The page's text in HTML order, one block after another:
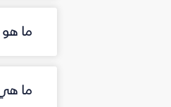
ما
ما هي